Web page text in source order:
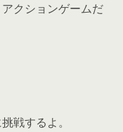
クションゲームだ
戦するよ。